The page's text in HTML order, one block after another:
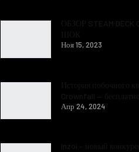
Ноя 15, 2023
Апр 24, 2024